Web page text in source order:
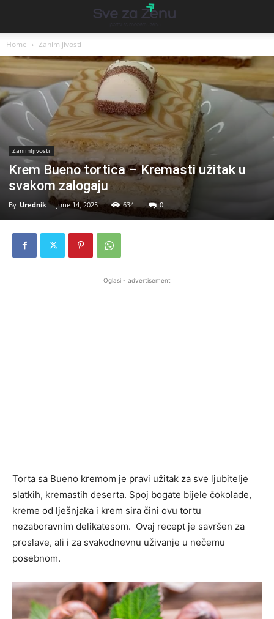
Home Zanimljivosti
Zanimljivosti
Krem Bueno tortica – Kremasti užitak u
svakom zalogaju
By Urednik - June 14, 2025 634 0
Oglasi - advertisement
Torta sa Bueno kremom je pravi užitak za sve ljubitelje
slatkih, kremastih deserta. Spoj bogate bijele čokolade,
kreme od lješnjaka i krem sira čini ovu tortu
nezaboravnim delikatesom. Ovaj recept je savršen za
proslave, ali i za svakodnevnu uživanje u nečemu
posebnom.